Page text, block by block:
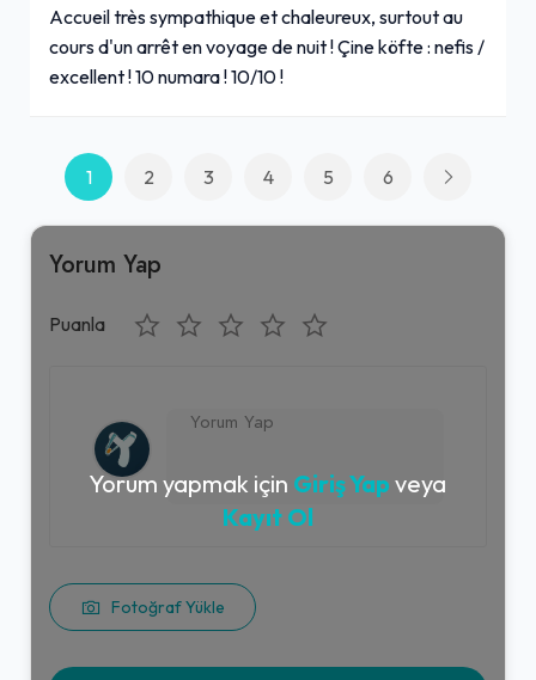
Accueil très sympathique et chaleureux, surtout au
cours d'un arrêt en voyage de nuit ! Çine köfte : nefis /
excellent ! 10 numara ! 10/10 !
1 2 3 4 5 6
Yorum Yap
Puanla
Fotoğraf Yükle
Yorum yapmak için Giriş Yap veya
Kayıt Ol